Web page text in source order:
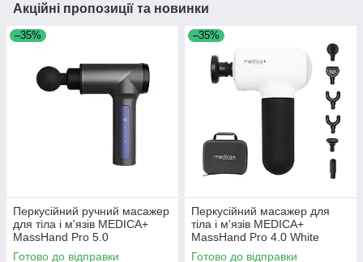
Акційні пропозиції та новинки
–35%
Перкусійний ручний масажер
для тіла і м'язів MEDICA+
MassHand Pro 5.0
Готово до відправки
–35%
Перкусійний масажер для
тіла і м'язів MEDICA+
MassHand Pro 4.0 White
Готово до відправки